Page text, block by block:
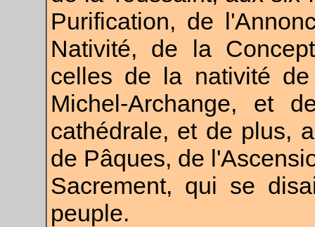
Purification, de
Nativité, de la
celles de la nativité
Michel-Archange, et
cathédrale, et de plus,
de Pâques, de
Sacrement, qui se
peuple.